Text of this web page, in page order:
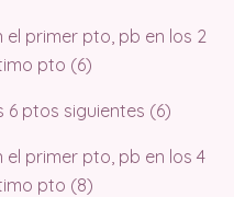
el primer pto, pb en los 2
pto (6)
6 ptos siguientes (6)
el primer pto, pb en los 4
pto (8)